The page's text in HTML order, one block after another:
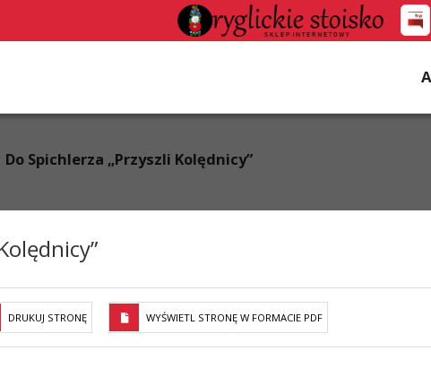
Do Spichlerza „Przyszli Kolędnicy”
DRUKUJ STRONĘ WYŚWIETL STRONĘ W FORMACIE PDF